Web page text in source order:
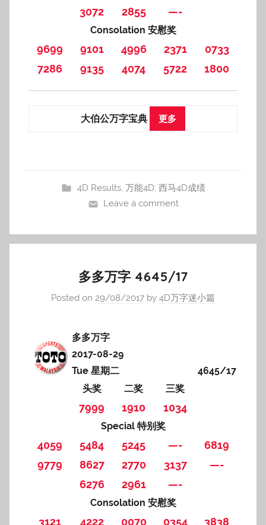
3072
2855 —-
Consolation 安慰奖
9699 9101 4996 2371
0733
7286
9135 4074 5722 1800
大伯公万字宝典 更多
4D Results, 万能4D, 西马4D成绩
Leave a comment
多多万字 4645/17
Posted on 29/08/2017 by 4D万字迷小篇
多多万字
2017-08-29
Tue 星期二
4645/17
头奖
二奖 三奖
7999 1910 1034
Special 特别奖
4059 5484 5245 —-
6819
9779
8627 2770 3137
—-
6276
2961 —-
Consolation 安慰奖
3121 4222 0070 0354 3838